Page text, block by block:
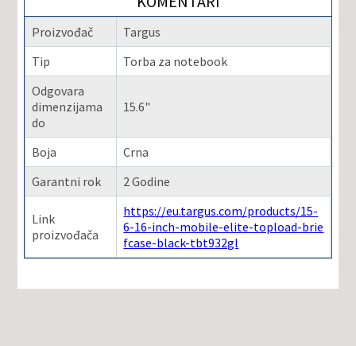
Proizvođač
Targus
Tip
Torba za notebook
Odgovara
dimenzijama
do
15.6"
Boja
Crna
Garantni rok
2 Godine
Link
proizvođača
https://eu.targus.com/products/15-
6-16-inch-mobile-elite-topload-brie
fcase-black-tbt932gl